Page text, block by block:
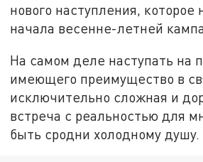
нового наступления,
начала весенне-летней
На самом деле наступать на
имеющего преимущество в
исключительно сложная и
встреча с реальностью для
быть сродни холодному душу.